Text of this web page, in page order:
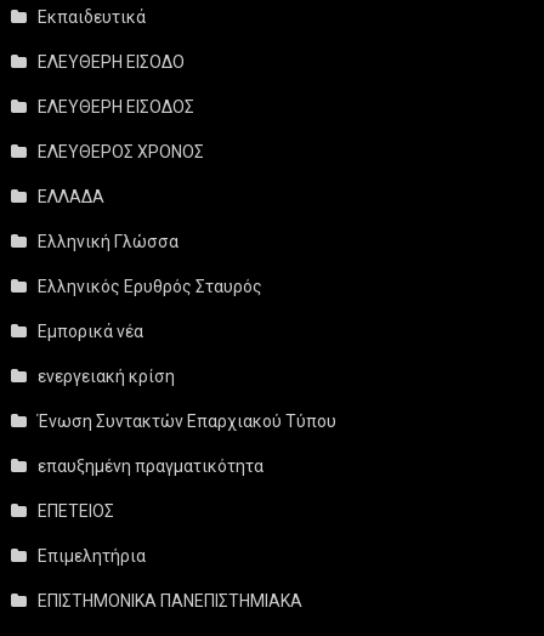
Εκπαιδευτικά
ΕΛΕΥΘΕΡΗ ΕΙΣΟΔΟ
ΕΛΕΥΘΕΡΗ ΕΙΣΟΔΟΣ
ΕΛΕΥΘΕΡΟΣ ΧΡΟΝΟΣ
ΕΛΛΑΔΑ
Ελληνική Γλώσσα
Ελληνικός Ερυθρός Σταυρός
Εμπορικά νέα
ενεργειακή κρίση
Ένωση Συντακτών Επαρχιακού Τύπου
επαυξημένη πραγματικότητα
ΕΠΕΤΕΙΟΣ
Επιμελητήρια
ΕΠΙΣΤΗΜΟΝΙΚΑ ΠΑΝΕΠΙΣΤΗΜΙΑΚΑ